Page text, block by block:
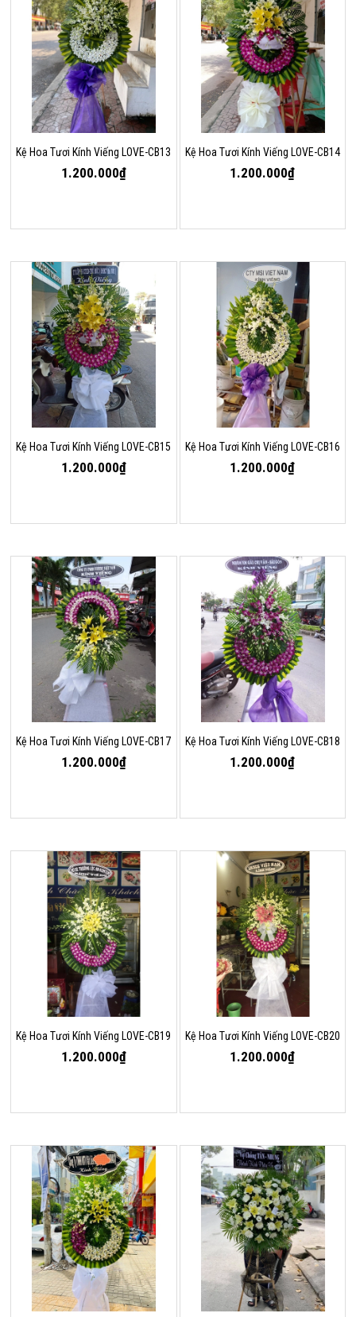
Kệ Hoa Tươi Kính Viếng LOVE-CB13
1.200.000₫
Kệ Hoa Tươi Kính Viếng LOVE-CB14
1.200.000₫
Kệ Hoa Tươi Kính Viếng LOVE-CB15
1.200.000₫
Kệ Hoa Tươi Kính Viếng LOVE-CB16
1.200.000₫
Kệ Hoa Tươi Kính Viếng LOVE-CB17
1.200.000₫
Kệ Hoa Tươi Kính Viếng LOVE-CB18
1.200.000₫
Kệ Hoa Tươi Kính Viếng LOVE-CB19
1.200.000₫
Kệ Hoa Tươi Kính Viếng LOVE-CB20
1.200.000₫